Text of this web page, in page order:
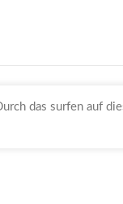
das surfen auf